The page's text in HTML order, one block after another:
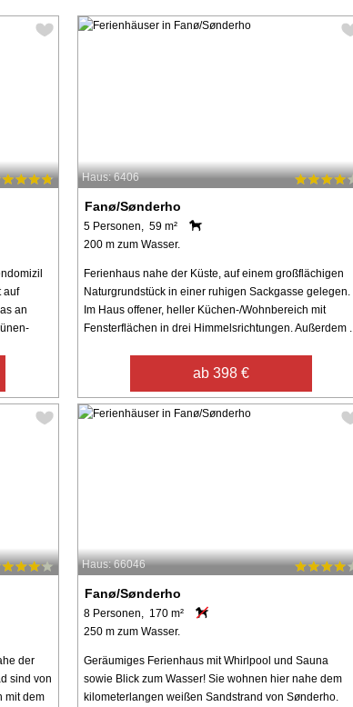
auf
an
Haus: 6406
Fanø/Sønderho
5 Personen, 59 m²
200 m zum Wasser.
Ferienhaus nahe der Küste, auf einem großflächigen
Naturgrundstück in einer ruhigen Sackgasse gelegen.
Im Haus offener, heller Küchen-/Wohnbereich mit
Fensterflächen in drei Himmelsrichtungen. Außerdem ...
ab 398 €
der
sind von
mit dem
Haus: 66046
Fanø/Sønderho
8 Personen, 170 m²
250 m zum Wasser.
Geräumiges Ferienhaus mit Whirlpool und Sauna
sowie Blick zum Wasser! Sie wohnen hier nahe dem
kilometerlangen weißen Sandstrand von Sønderho.